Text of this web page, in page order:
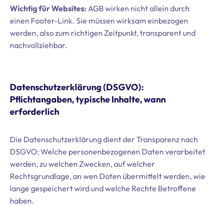
Wichtig für Websites: AGB wirken nicht allein durch
einen Footer-Link. Sie müssen wirksam einbezogen
werden, also zum richtigen Zeitpunkt, transparent und
nachvollziehbar.
Datenschutzerklärung (DSGVO):
Pflichtangaben, typische Inhalte, wann
erforderlich
Die Datenschutzerklärung dient der Transparenz nach
DSGVO: Welche personenbezogenen Daten verarbeitet
werden, zu welchen Zwecken, auf welcher
Rechtsgrundlage, an wen Daten übermittelt werden, wie
lange gespeichert wird und welche Rechte Betroffene
haben.